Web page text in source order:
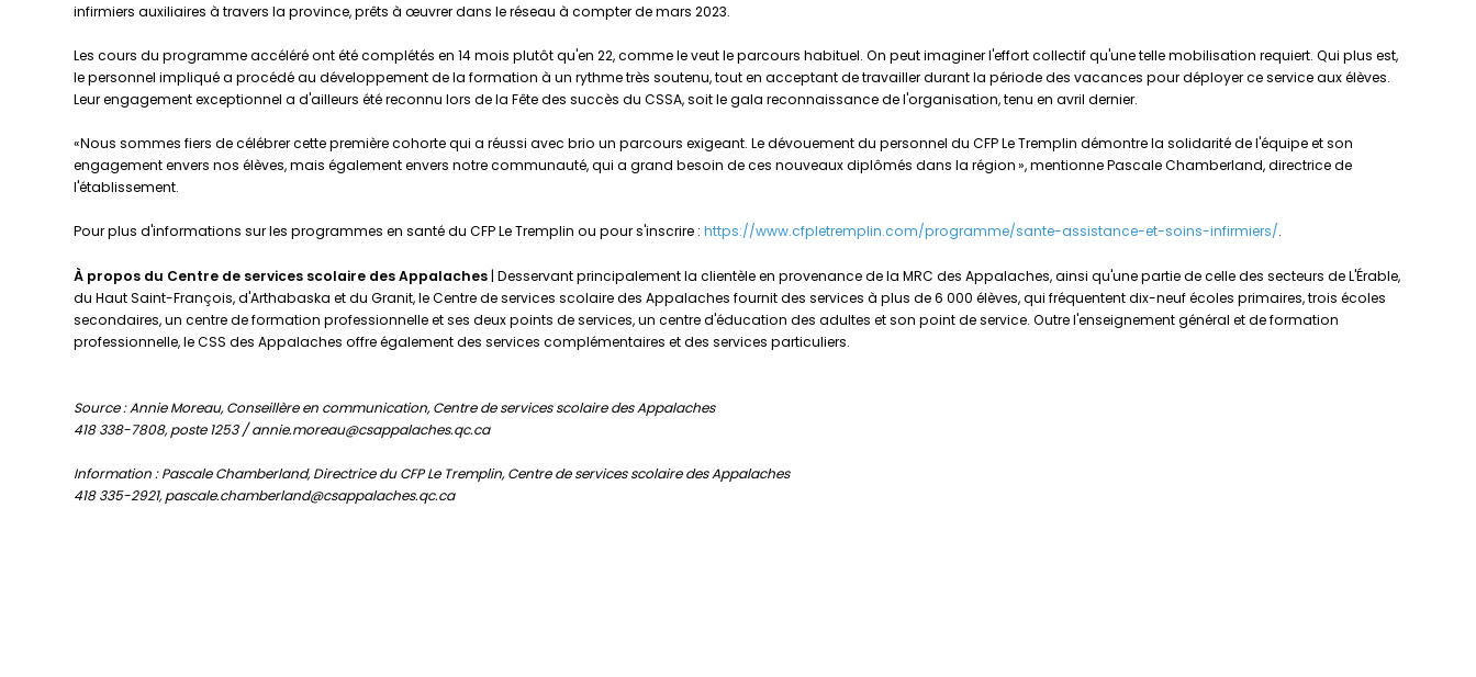
infirmiers auxiliaires à travers la province, prêts à œuvrer dans le réseau à compter de mars 2023.
Les cours du programme accéléré ont été complétés en 14 mois plutôt qu'en 22, comme le veut le parcours habituel. On peut imaginer l'effort collectif qu'une telle mobilisation requiert. Qui plus est,
le personnel impliqué a procédé au développement de la formation à un rythme très soutenu, tout en acceptant de travailler durant la période des vacances pour déployer ce service aux élèves.
Leur engagement exceptionnel a d'ailleurs été reconnu lors de la Fête des succès du CSSA, soit le gala reconnaissance de l'organisation, tenu en avril dernier.
«Nous sommes fiers de célébrer cette première cohorte qui a réussi avec brio un parcours exigeant. Le dévouement du personnel du CFP Le Tremplin démontre la solidarité de l'équipe et son
engagement envers nos élèves, mais également envers notre communauté, qui a grand besoin de ces nouveaux diplômés dans la région », mentionne Pascale Chamberland, directrice de
l'établissement.
Pour plus d'informations sur les programmes en santé du CFP Le Tremplin ou pour s'inscrire :https://www.cfpletremplin.com/programme/sante-assistance-et-soins-infirmiers/.
À propos du Centre de services scolaire des Appalaches | Desservant principalement la clientèle en provenance de la MRC des Appalaches, ainsi qu'une partie de celle des secteurs de L'Érable,
du Haut Saint-François, d'Arthabaska et du Granit, le Centre de services scolaire des Appalaches fournit des services à plus de 6 000 élèves, qui fréquentent dix-neuf écoles primaires, trois écoles
secondaires, un centre de formation professionnelle et ses deux points de services, un centre d'éducation des adultes et son point de service. Outre l'enseignement général et de formation
professionnelle, le CSS des Appalaches offre également des services complémentaires et des services particuliers.
Source : Annie Moreau, Conseillère en communication, Centre de services scolaire des Appalaches
418 338-7808, poste 1253 / annie.moreau@csappalaches.qc.ca
Information : Pascale Chamberland, Directrice du CFP Le Tremplin, Centre de services scolaire des Appalaches
418 335-2921, pascale.chamberland@csappalaches.qc.ca